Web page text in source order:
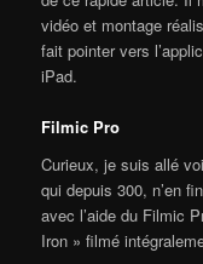
vidéo et montage
fait pointer vers
iPad.
Filmic Pro
Curieux, je suis allé
qui depuis 300, n’en
avec l’aide du Filmic
Iron » filmé